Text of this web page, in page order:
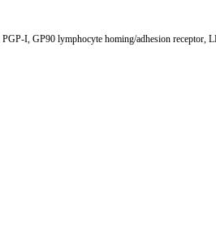
I, GP90 lymphocyte homing/adhesion receptor,